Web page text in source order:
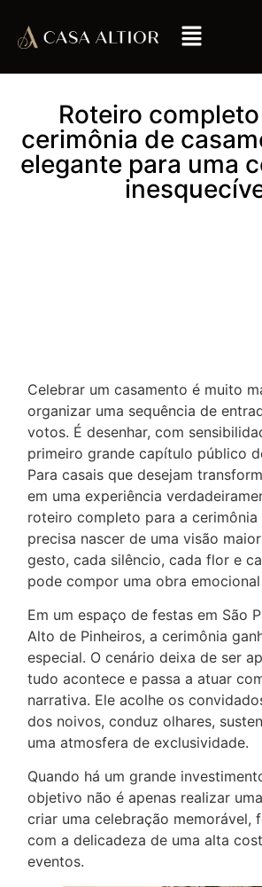
Roteiro
cerimônia de
elegante para uma
Celebrar um casamento é muito
organizar uma sequência de
votos. É desenhar, com
primeiro grande capítulo público
Para casais que desejam
em uma experiência
roteiro completo para a cerimônia
precisa nascer de uma visão
gesto, cada silêncio, cada flor e
pode compor uma obra emocional
Em um espaço de festas em São
Alto de Pinheiros, a cerimônia
especial. O cenário deixa de ser
tudo acontece e passa a atuar
narrativa. Ele acolhe os
dos noivos, conduz olhares,
uma atmosfera de exclusividade.
Quando há um grande
objetivo não é apenas realizar
criar uma celebração memorável,
com a delicadeza de uma alta
eventos.